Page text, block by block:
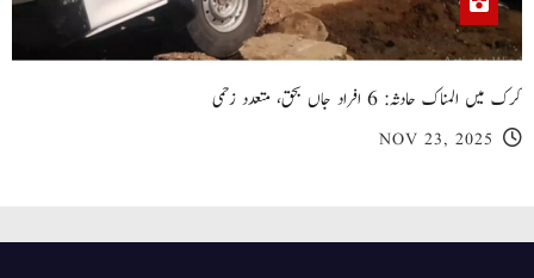
کرک میں المناک حادثہ: 6 افراد جاں بحق، متعدد زخمی
NOV 23, 2025